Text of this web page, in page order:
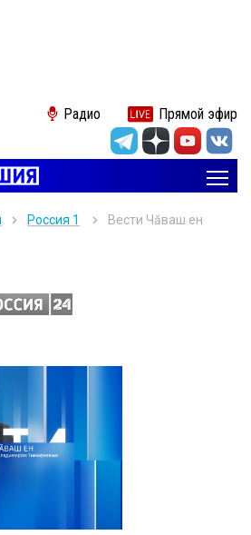
Радио Прямой эфир
Россия 1 Вести Чăваш ен